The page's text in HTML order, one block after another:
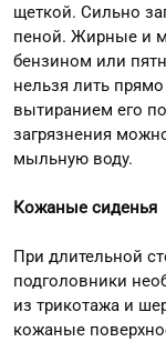
щеткой. Сильно
пеной. Жирные и
бензином или
нельзя лить
вытиранием его
загрязнения
мыльную воду.
Кожаные сиденья
При длительной
подголовники
из трикотажа и
кожаные